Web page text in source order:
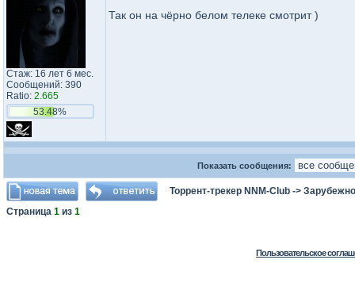
Стаж: 16 лет 6 мес.
Сообщений: 390
Ratio: 2.665
53.48%
Так он на чёрно белом телеке смотрит )
Показать сообщения:
Торрент-трекер NNM-Club ->
Страница 1 из 1
Пользовательское